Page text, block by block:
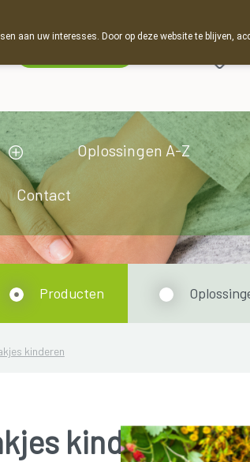
Oplossingen A-Z
Contact
kinderen
Producten
kinderen
aan uw interesses. Door op deze website te blijven,